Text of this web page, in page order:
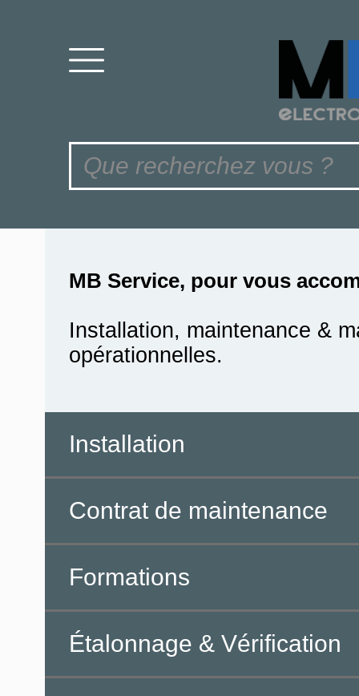
MB Service, pour vous
Installation, maintenance &
opérationnelles.
Installation
Contrat de maintenance
Formations
Étalonnage & Vérification